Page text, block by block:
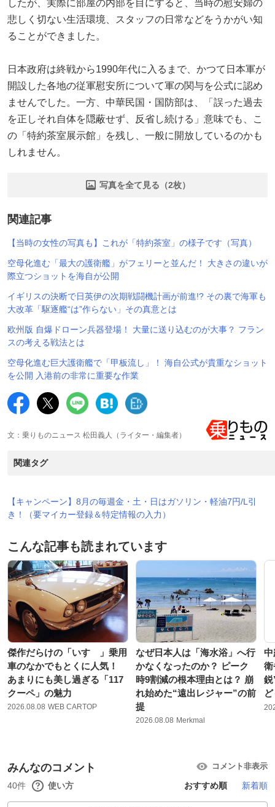
したが、実際に部屋の内部を目にすると、当時の慰安婦の
悲しく切ない生活環境、スタッフの日常などをうかがい知
ることができました。
日本政府は終戦から1990年代に入るまで、かつて日本軍が
開設した各地の従軍慰安所について軍の関与を公式に認め
ませんでした。一方、中華民国・国防部は、「誤った過去
を正しそれ自体を隠蔽せず、反省し続ける」意味でも、こ
の「特約茶室展示館」を残し、一般に開放しているのかも
しれません。
写真を全て見る（2枚）
関連記事
【当時の女性の写真も】これが「特約茶室」の様子です（写真）
空母化進む「最大の護衛艦」がフェリーと並んだ！ 大きさの違いが
際立つショットを海自が公開
イギリスの決断で日英伊の次期戦闘機計画が前進!? その裏で海軍も
大改革「駆逐艦“は”作らない」その真意とは
欧州版 自爆ドローン兵器登場！ 大量に送り込むのが大事？ フラン
スの考える戦法とは
空母化進む巨大護衛艦で「甲板流し」！ 海自公式が貴重なショット
を公開 入港前の非常に重要な作業
文：乗りものニュース 松田義人（ライター・編集者）
関連タグ
【キャンペーン】8月の毎週金・土・日はガソリン・軽油7円/L引
き！（要マイカー登録＆特定情報の入力）
こんな記事も読まれています
傑作だらけの「いすゞ」乗用
車のなかでもとくに人気！
あまりにも美し過ぎる「117
クーペ」の魅力
2026.08.08 WEB CARTOP
なぜ日本人は「海水浴」へ行
かなくなったのか？ ピーク
時9割減の根本理由とは？ 崩
れ始めた“遠出レジャー”の前
提
2026.08.08 Merkmal
中
衛
鋭
みんなのコメント コメント非表示
40件 使い方 おすすめ順 新着順